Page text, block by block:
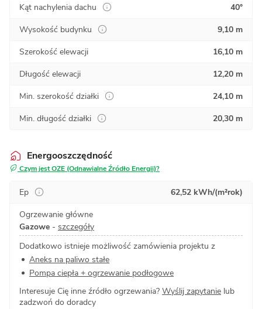
Kąt nachylenia dachu
40°
Wysokość budynku
9,10 m
Szerokość elewacji
16,10 m
Długość elewacji
12,20 m
Min. szerokość działki
24,10 m
Min. długość działki
20,30 m
Energooszczędność
Czym jest OZE (Odnawialne Źródło Energii)?
Ep
62,52 kWh/(m²rok)
Ogrzewanie główne
Gazowe - szczegóły
Dodatkowo istnieje możliwość zamówienia projektu z
Aneks na paliwo stałe
Pompa ciepła + ogrzewanie podłogowe
Interesuje Cię inne źródło ogrzewania? Wyślij zapytanie lub
zadzwoń do doradcy